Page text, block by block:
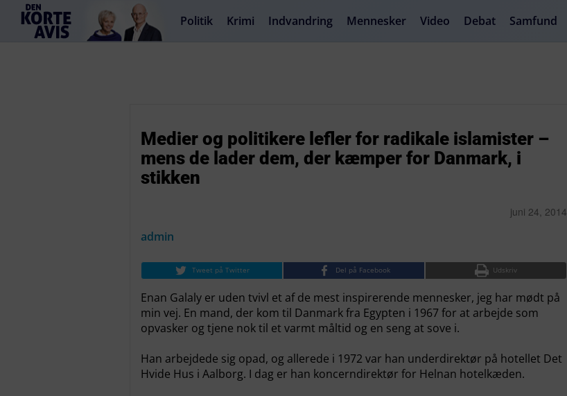
Politik Krimi Indvandring Mennesker Video Debat Samfund
Medier og politikere lefler for radikale islamister –
mens de lader dem, der kæmper for Danmark, i
stikken
juni 24, 2014
admin
Tweet på Twitter Del på Facebook Udskriv
Enan Galaly er uden tvivl et af de mest inspirerende mennesker, jeg har mødt på
min vej. En mand, der kom til Danmark fra Egypten i 1967 for at arbejde som
opvasker og tjene nok til et varmt måltid og en seng at sove i.
Han arbejdede sig opad, og allerede i 1972 var han underdirektør på hotellet Det
Hvide Hus i Aalborg. I dag er han koncerndirektør for Helnan hotelkæden.